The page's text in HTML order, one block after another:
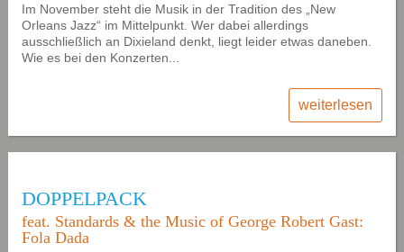
Im November steht die Musik in der Tradition des „New
Orleans Jazz“ im Mittelpunkt. Wer dabei allerdings
ausschließlich an Dixieland denkt, liegt leider etwas daneben.
Wie es bei den Konzerten...
weiterlesen
DOPPELPACK
feat. Standards & the Music of George Robert Gast:
Fola Dada